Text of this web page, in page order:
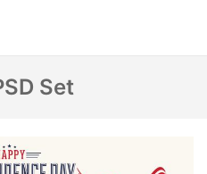
Set